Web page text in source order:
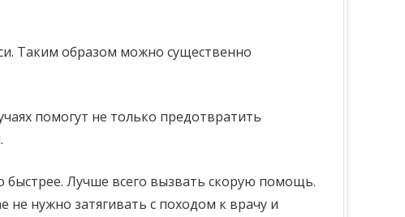
Таким образом можно существенно
помогут не только предотвратить
быстрее. Лучше всего вызвать скорую помощь.
нужно затягивать с походом к врачу и